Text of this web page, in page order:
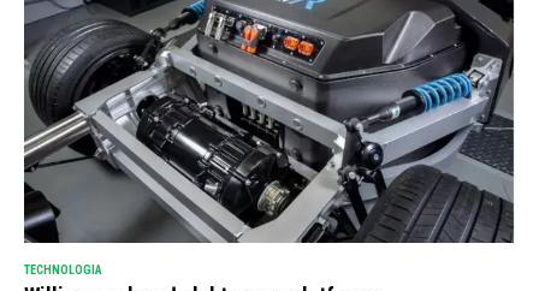
TECHNOLOGIA